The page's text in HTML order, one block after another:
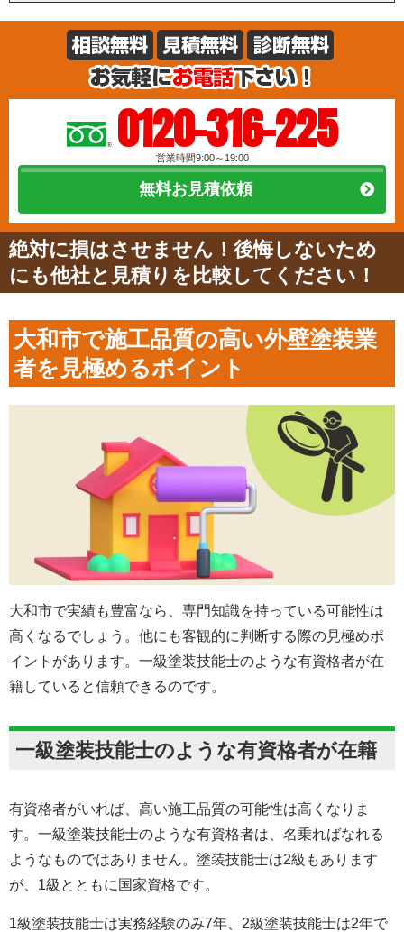
0120-316-225
営業時間9:00～19:00
無料お見積依頼
絶対に損はさせません！後悔しないため
にも他社と見積りを比較してください！
大和市で施工品質の高い外壁塗装業
者を見極めるポイント
大和市で実績も豊富なら、専門知識を持っている可能性は
高くなるでしょう。他にも客観的に判断する際の見極めポ
イントがあります。一級塗装技能士のような有資格者が在
籍していると信頼できるのです。
一級塗装技能士のような有資格者が在籍
有資格者がいれば、高い施工品質の可能性は高くなりま
す。一級塗装技能士のような有資格者は、名乗ればなれる
ようなものではありません。塗装技能士は2級もあります
が、1級とともに国家資格です。
1級塗装技能士は実務経験のみ7年、2級塗装技能士は2年で